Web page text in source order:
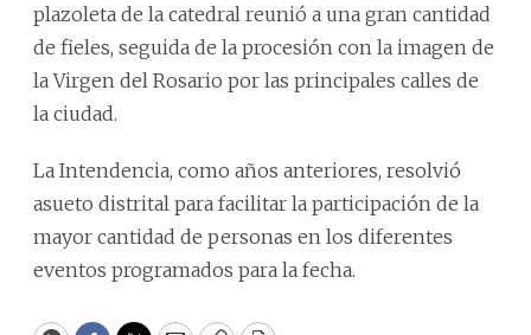
plazoleta de la catedral reunió a una gran cantidad
de fieles, seguida de la procesión con la imagen de
la Virgen del Rosario por las principales calles de
la ciudad.
La Intendencia, como años anteriores, resolvió
asueto distrital para facilitar la participación de la
mayor cantidad de personas en los diferentes
eventos programados para la fecha.